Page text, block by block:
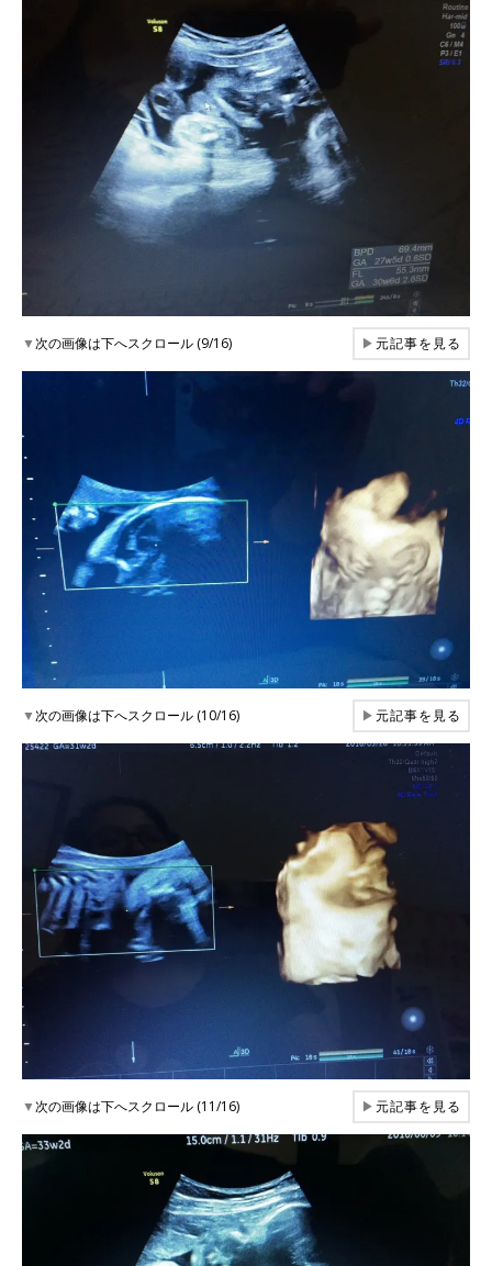
▼次の画像は下へスクロール (9/16) ▶元記事を見る
▼次の画像は下へスクロール (10/16) ▶元記事を見る
▼次の画像は下へスクロール (11/16) ▶元記事を見る